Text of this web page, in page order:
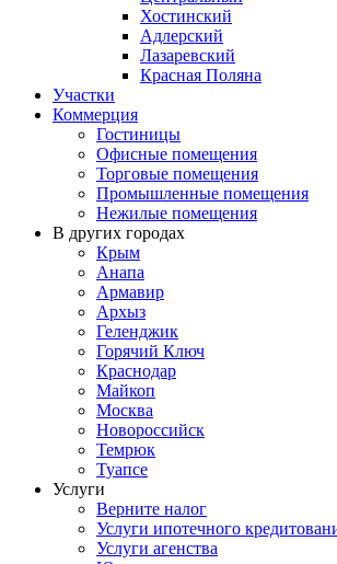
Хостинский
Адлерский
Лазаревский
Красная Поляна
Участки
Коммерция
Гостиницы
Офисные помещения
Торговые помещения
Промышленные помещения
Нежилые помещения
В других городах
Крым
Анапа
Армавир
Архыз
Геленджик
Горячий Ключ
Краснодар
Майкоп
Москва
Новороссийск
Темрюк
Туапсе
Услуги
Верните налог
Услуги ипотечного
Услуги агенства